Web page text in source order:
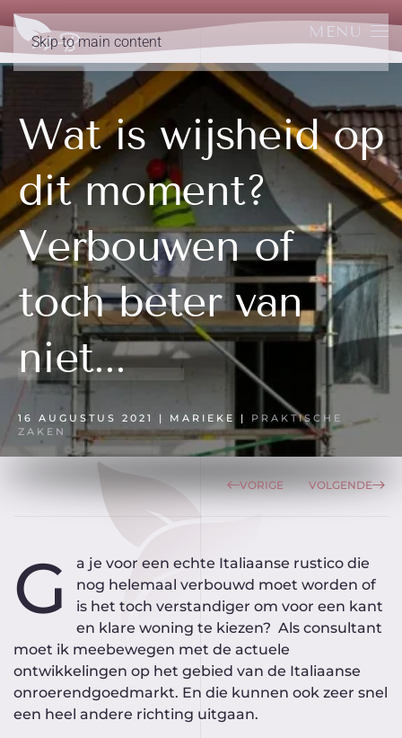
Skip to main content
MENU
Wat is wijsheid op
dit moment?
Verbouwen of
toch beter van
niet...
16 AUGUSTUS 2021 | MARIEKE | PRAKTISCHE
ZAKEN
VORIGE VOLGENDE
G
a je voor een echte Italiaanse rustico die
nog helemaal verbouwd moet worden of
is het toch verstandiger om voor een kant
en klare woning te kiezen? Als consultant
moet ik meebewegen met de actuele
ontwikkelingen op het gebied van de Italiaanse
onroerendgoedmarkt. En die kunnen ook zeer snel
een heel andere richting uitgaan.